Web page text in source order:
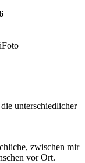
unterschiedlicher
zwischen mir
vor Ort.